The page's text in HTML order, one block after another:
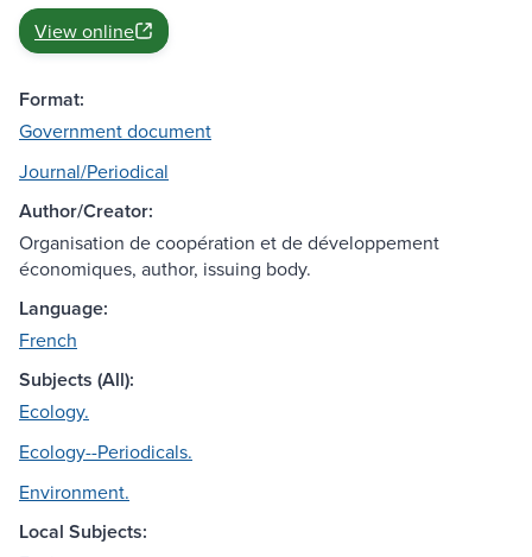
View online
Format:
Government document
Journal/Periodical
Author/Creator:
Organisation de coopération et de développement
économiques, author, issuing body.
Language:
French
Subjects (All):
Ecology.
Ecology--Periodicals.
Environment.
Local Subjects: